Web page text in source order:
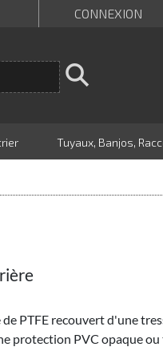
CONNEXION
Tuyaux, Banjos,
PTFE recouvert d'une
protection PVC opaque